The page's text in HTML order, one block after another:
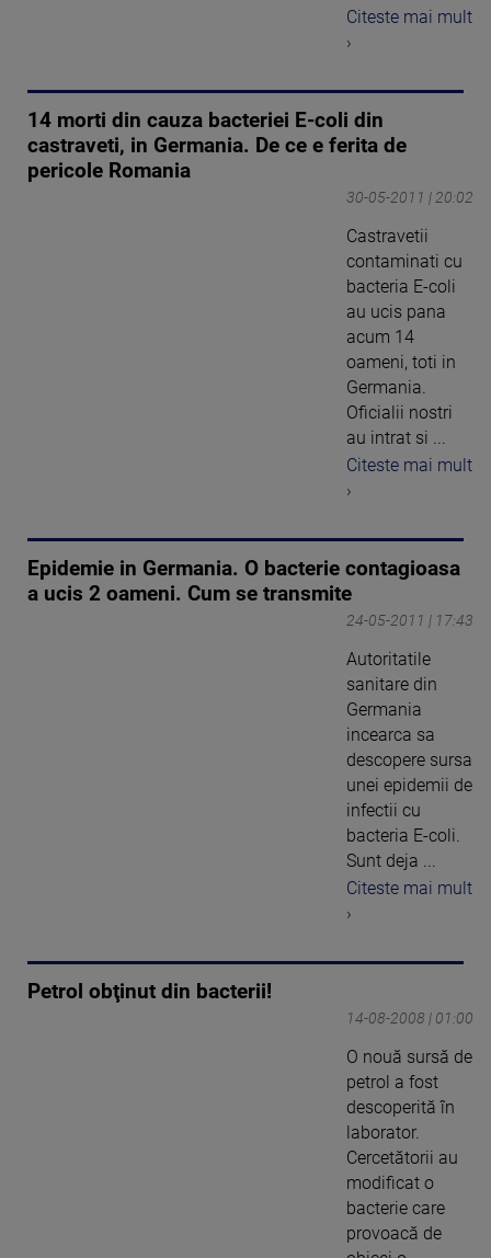
Citeste mai mult
›
14 morti din cauza bacteriei E-coli din
castraveti, in Germania. De ce e ferita de
pericole Romania
30-05-2011 | 20:02
Castravetii
contaminati cu
bacteria E-coli
au ucis pana
acum 14
oameni, toti in
Germania.
Oficialii nostri
au intrat si ...
Citeste mai mult
›
Epidemie in Germania. O bacterie contagioasa
a ucis 2 oameni. Cum se transmite
24-05-2011 | 17:43
Autoritatile
sanitare din
Germania
incearca sa
descopere sursa
unei epidemii de
infectii cu
bacteria E-coli.
Sunt deja ...
Citeste mai mult
›
Petrol obţinut din bacterii!
14-08-2008 | 01:00
O nouă sursă de
petrol a fost
descoperită în
laborator.
Cercetătorii au
modificat o
bacterie care
provoacă de